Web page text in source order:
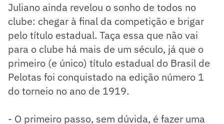
Juliano ainda revelou o sonho de todos no
clube: chegar à final da competição e brigar
pelo título estadual. Taça essa que não vai
para o clube há mais de um século, já que o
primeiro (e único) título estadual do Brasil de
Pelotas foi conquistado na edição número 1
do torneio no ano de 1919.
- O primeiro passo, sem dúvida, é fazer uma